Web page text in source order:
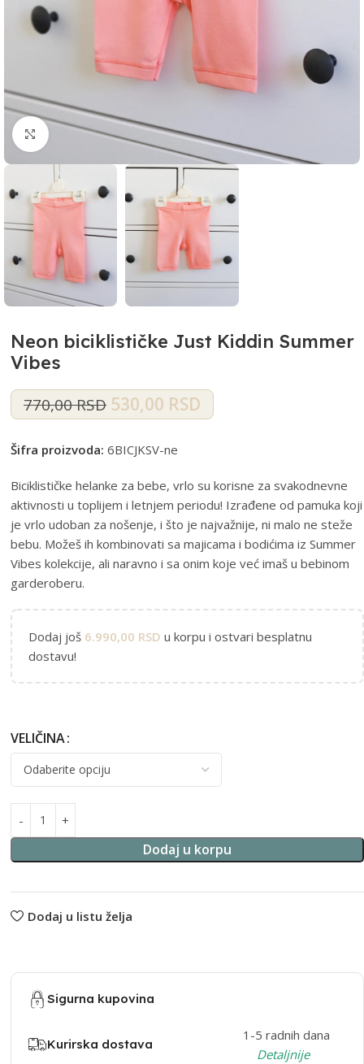
Klikni i zumiraj
Neon biciklističke Just Kiddin Summer
Vibes
770,00RSD 530,00 RSD
Šifra proizvoda: 6BICJKSV-ne
Biciklističke helanke za bebe, vrlo su korisne za svakodnevne
aktivnosti u toplijem i letnjem periodu! Izrađene od pamuka koji
je vrlo udoban za nošenje, i što je najvažnije, ni malo ne steže
bebu. Možeš ih kombinovati sa majicama i bodićima iz Summer
Vibes kolekcije, ali naravno i sa onim koje već imaš u bebinom
garderoberu.
Dodaj još 6.990,00 RSD u korpu i ostvari besplatnu
dostavu!
VELIČINA
Dodaj u korpu
Alternative:
Dodaj u listu želja
Sigurna kupovina
Kurirska dostava
1-5 radnih dana
Detaljnije